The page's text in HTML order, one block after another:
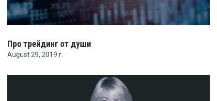
Про трейдинг от души
August 29, 2019 г.